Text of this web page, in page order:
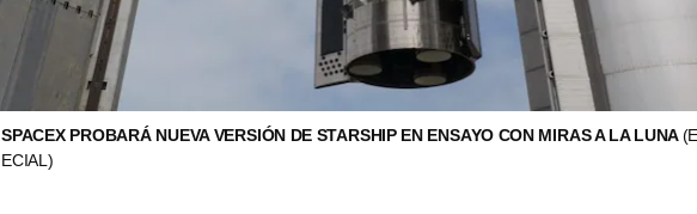
SPACEX PROBARÁ NUEVA VERSIÓN DE STARSHIP EN ENSAYO CON MIRAS A LA LUNA
ECIAL)